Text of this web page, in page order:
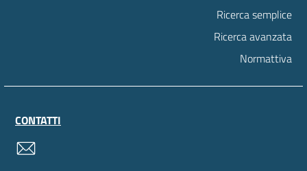
Ricerca semplice
Ricerca avanzata
Normattiva
CONTATTI